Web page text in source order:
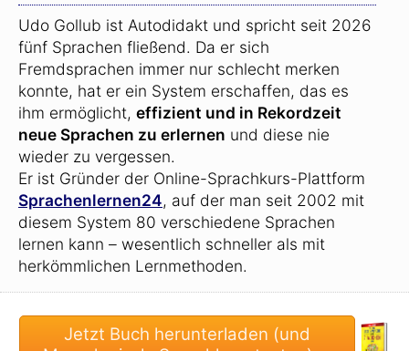
Udo Gollub ist Autodidakt und spricht seit 2026
fünf Sprachen fließend. Da er sich
Fremdsprachen immer nur schlecht merken
konnte, hat er ein System erschaffen, das es
ihm ermöglicht, effizient und in Rekordzeit
neue Sprachen zu erlernen und diese nie
wieder zu vergessen.
Er ist Gründer der Online-Sprachkurs-Plattform
Sprachenlernen24, auf der man seit 2002 mit
diesem System 80 verschiedene Sprachen
lernen kann – wesentlich schneller als mit
herkömmlichen Lernmethoden.